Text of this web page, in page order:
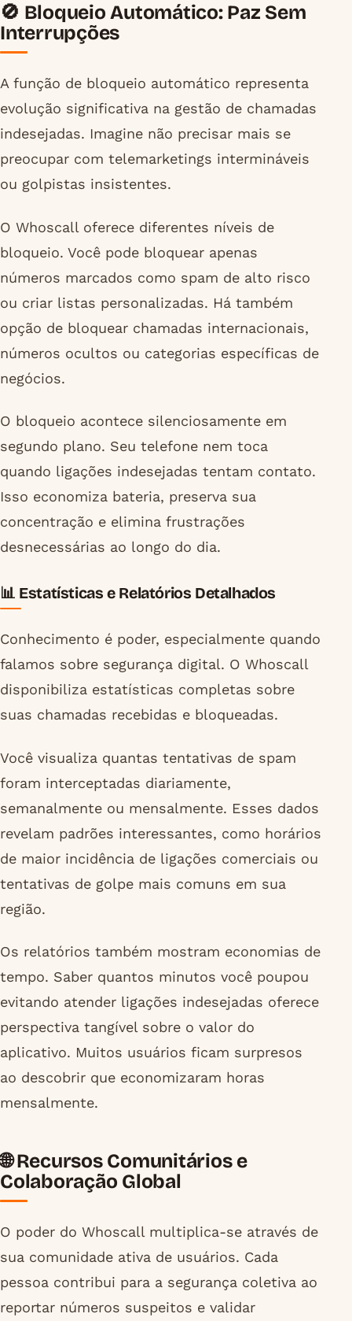
🚫 Bloqueio Automático: Paz Sem
Interrupções
A função de bloqueio automático representa
evolução significativa na gestão de chamadas
indesejadas. Imagine não precisar mais se
preocupar com telemarketings intermináveis
ou golpistas insistentes.
O Whoscall oferece diferentes níveis de
bloqueio. Você pode bloquear apenas
números marcados como spam de alto risco
ou criar listas personalizadas. Há também
opção de bloquear chamadas internacionais,
números ocultos ou categorias específicas de
negócios.
O bloqueio acontece silenciosamente em
segundo plano. Seu telefone nem toca
quando ligações indesejadas tentam contato.
Isso economiza bateria, preserva sua
concentração e elimina frustrações
desnecessárias ao longo do dia.
📊 Estatísticas e Relatórios Detalhados
Conhecimento é poder, especialmente quando
falamos sobre segurança digital. O Whoscall
disponibiliza estatísticas completas sobre
suas chamadas recebidas e bloqueadas.
Você visualiza quantas tentativas de spam
foram interceptadas diariamente,
semanalmente ou mensalmente. Esses dados
revelam padrões interessantes, como horários
de maior incidência de ligações comerciais ou
tentativas de golpe mais comuns em sua
região.
Os relatórios também mostram economias de
tempo. Saber quantos minutos você poupou
evitando atender ligações indesejadas oferece
perspectiva tangível sobre o valor do
aplicativo. Muitos usuários ficam surpresos
ao descobrir que economizaram horas
mensalmente.
🌐 Recursos Comunitários e
Colaboração Global
O poder do Whoscall multiplica-se através de
sua comunidade ativa de usuários. Cada
pessoa contribui para a segurança coletiva ao
reportar números suspeitos e validar